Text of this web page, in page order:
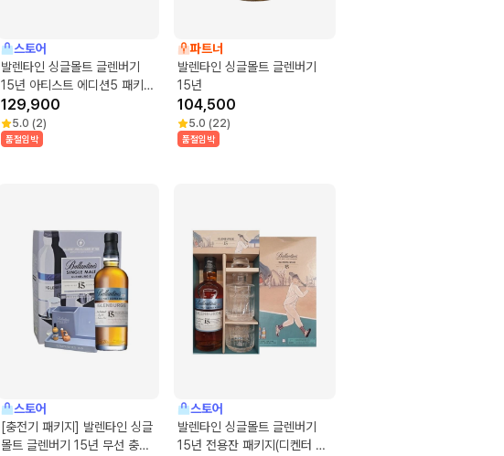
스토어
발렌타인 싱글몰트 글렌버기
15년 아티스트 에디션5 패키지
(노징 글라스 2개)
129,900
5.0 (2)
품절임박
파트너
발렌타인 싱글몰트 글렌버기
15년
104,500
5.0 (22)
품절임박
스토어
[충전기 패키지] 발렌타인 싱글
몰트 글렌버기 15년 무선 충전
스토어
발렌타인 싱글몰트 글렌버기
15년 전용잔 패키지(디켄터 포